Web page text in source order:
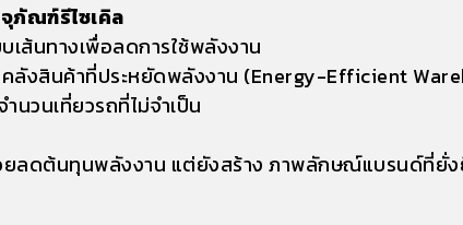
ภัณฑ์รีไซเคิล
เส้นทางเพื่อลดการใช้พลังงาน
คลังสินค้าที่ประหยัดพลังงาน (Energy-Efficient
นวนเที่ยวรถที่ไม่จำเป็น
ยลดต้นทุนพลังงาน แต่ยังสร้าง ภาพลักษณ์แบรนด์ที่ยั่ง